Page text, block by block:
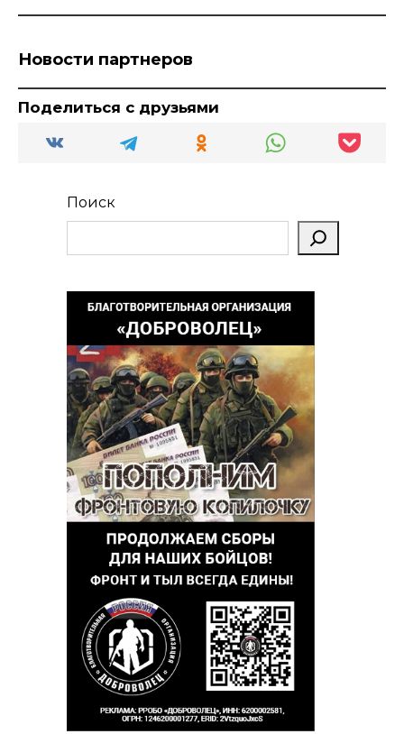
Новости партнеров
Поделиться с друзьями
Поиск